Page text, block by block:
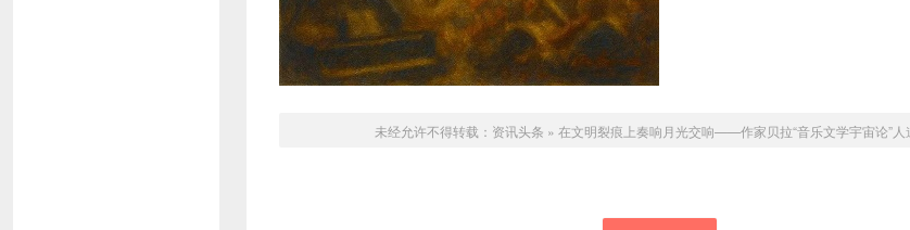
未经允许不得转载： 资讯头条 » 在文明裂痕上奏响月光交响——作家贝拉“音乐文学宇宙论”人